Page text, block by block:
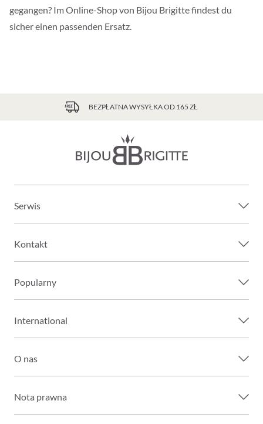
gegangen? Im Online-Shop von Bijou Brigitte findest du
sicher einen passenden Ersatz.
BEZPŁATNA WYSYŁKA OD 165 ZŁ
Serwis
Kontakt
Popularny
International
O nas
Nota prawna